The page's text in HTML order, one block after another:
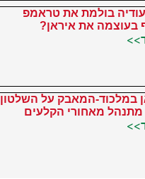
בולמת את טראמפ
בעוצמה את איראן?
במלכוד-המאבק על השלטון
מתנהל מאחורי הקלעים